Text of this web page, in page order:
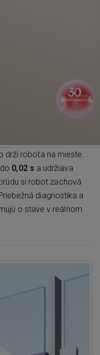
drží robota na mieste.
0,02 s a udržiava
si robot zachová
diagnostika a
o stave v reálnom